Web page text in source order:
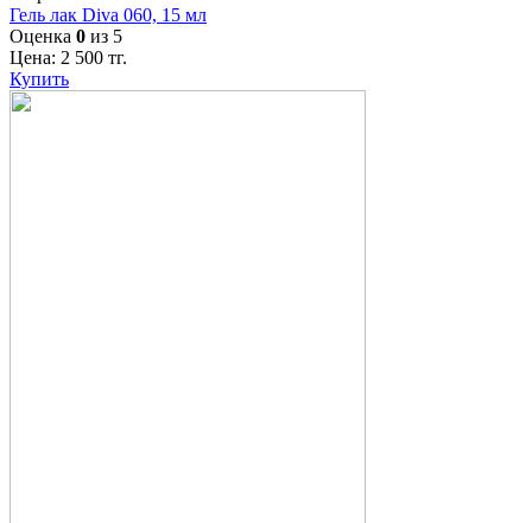
Гель лак Diva 060, 15 мл
Оценка 0 из 5
Цена: 2 500 тг.
Купить